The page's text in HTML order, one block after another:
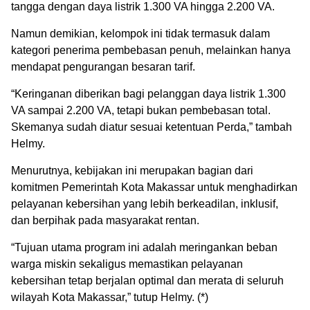
tangga dengan daya listrik 1.300 VA hingga 2.200 VA.
Namun demikian, kelompok ini tidak termasuk dalam
kategori penerima pembebasan penuh, melainkan hanya
mendapat pengurangan besaran tarif.
“Keringanan diberikan bagi pelanggan daya listrik 1.300
VA sampai 2.200 VA, tetapi bukan pembebasan total.
Skemanya sudah diatur sesuai ketentuan Perda,” tambah
Helmy.
Menurutnya, kebijakan ini merupakan bagian dari
komitmen Pemerintah Kota Makassar untuk menghadirkan
pelayanan kebersihan yang lebih berkeadilan, inklusif,
dan berpihak pada masyarakat rentan.
“Tujuan utama program ini adalah meringankan beban
warga miskin sekaligus memastikan pelayanan
kebersihan tetap berjalan optimal dan merata di seluruh
wilayah Kota Makassar,” tutup Helmy. (*)